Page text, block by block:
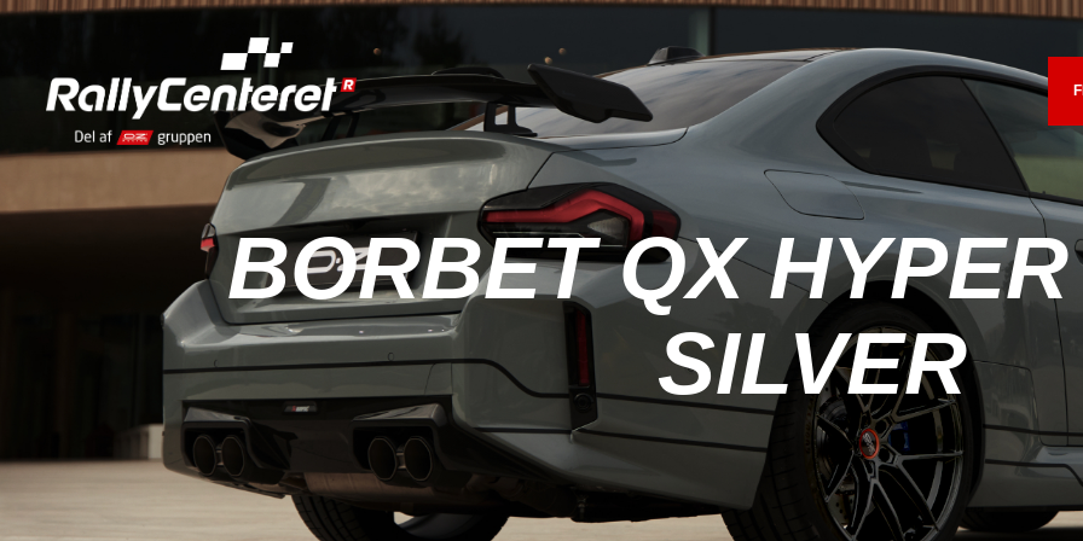
BORBET QX
SILVER
Forside
Shop
Fælgoversigt
Information &
Service
Kontakt
Fælgkonfigurator